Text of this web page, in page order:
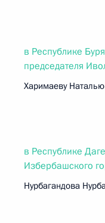
в Республике
председателя
Харимаеву
в Республике
Избербашского
Нурбагандова